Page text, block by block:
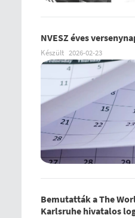
NVESZ éves
Készült 2026-02-23
Bemutatták a The
Karlsruhe hivatalos